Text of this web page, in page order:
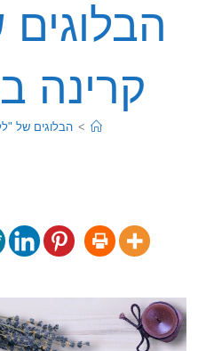
קרינה
הבלוגים של "ללא